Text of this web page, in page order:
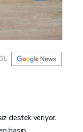
destek veriyor.